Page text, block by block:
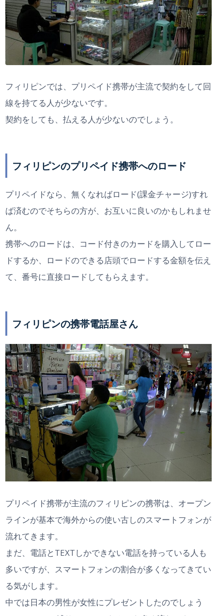
フィリピンでは、プリペイド携帯が主流で契約をして回
線を持てる人が少ないです。
契約をしても、払える人が少ないのでしょう。
フィリピンのプリペイド携帯へのロード
プリペイドなら、無くなればロード(課金チャージ)すれ
ば済むのでそちらの方が、お互いに良いのかもしれませ
ん。
携帯へのロードは、コード付きのカードを購入してロー
ドするか、ロードのできる店頭でロードする金額を伝え
て、番号に直接ロードしてもらえます。
フィリピンの携帯電話屋さん
プリペイド携帯が主流のフィリピンの携帯は、オープン
ラインが基本で海外からの使い古しのスマートフォンが
流れてきます。
まだ、電話とTEXTしかできない電話を持っている人も
多いですが、スマートフォンの割合が多くなってきてい
る気がします。
中では日本の男性が女性にプレゼントしたのでしょう